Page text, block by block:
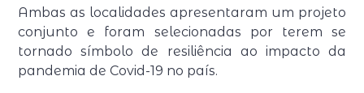
Ambas as localidades apresentaram um projeto
conjunto e foram selecionadas por terem se
tornado símbolo de resiliência ao impacto da
pandemia de Covid-19 no país.